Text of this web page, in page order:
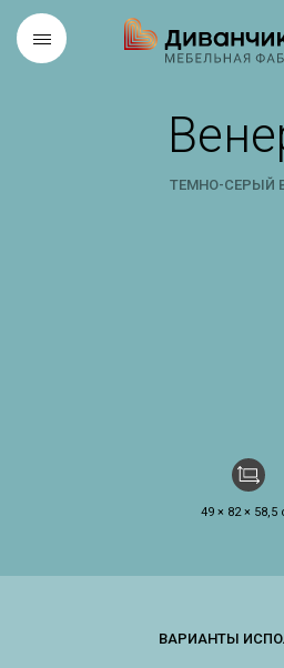
ТЕМНО-СЕРЫЙ
49 × 82 × 58,5